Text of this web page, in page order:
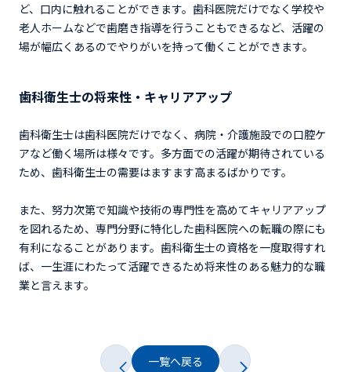
ど、口内に触れることができます。歯科医院だけでなく学校や
老人ホームなどで歯磨き指導を行うこともできるなど、活躍の
場が幅広くあるのでやりがいを持って働くことができます。
歯科衛生士の将来性・キャリアアップ
歯科衛生士は歯科医院だけでなく、病院・介護施設での口腔ケ
アなど働く場所は様々です。多方面での活躍が期待されている
ため、歯科衛生士の需要はますます高まるばかりです。
また、努力次第で知識や技術の専門性を高めてキャリアアップ
を図れるため、専門分野に特化した歯科医院への転職の際にも
有利になることがあります。歯科衛生士の資格を一度取得すれ
ば、一生涯にわたって活躍できるため将来性のある魅力的な職
業と言えます。
一覧へ戻る